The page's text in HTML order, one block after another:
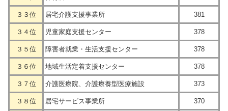
３３位 居宅介護支援事業所 381
３４位 児童家庭支援センター 378
３５位 障害者就業・生活支援センター 378
３６位 地域生活定着支援センター 378
３７位 介護医療院、介護療養型医療施設 373
３８位 居宅サービス事業所 370